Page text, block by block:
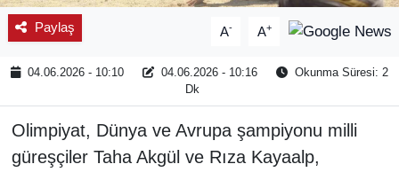
Paylaş A- A+
04.06.2026 - 10:10 04.06.2026 - 10:16
Okunma Süresi: 2
Dk
Olimpiyat, Dünya ve Avrupa şampiyonu milli
güreşçiler Taha Akgül ve Rıza Kayaalp,